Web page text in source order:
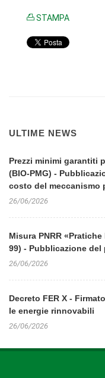
STAMPA
ULTIME NEWS
Prezzi minimi garantiti
(BIO-PMG) -
costo del meccanismo
26/06/2026
Misura PNRR
99) - Pubblicazione
26/06/2026
Decreto FER X -
le energie rinnovabili
26/06/2026